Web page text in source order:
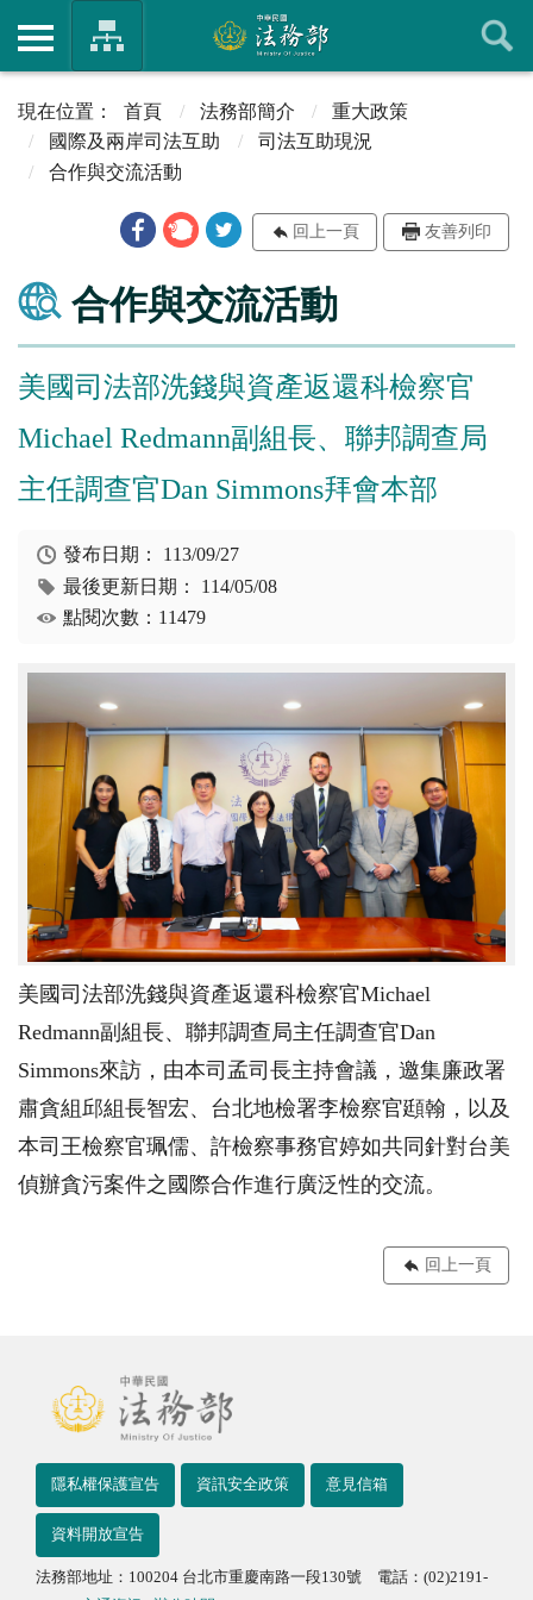
首頁 法務部簡介
重大政策
國際及兩岸司法互助
司法互助現況
合作與交流活動
回上一頁 友善列印
合作與交流活動
美國司法部洗錢與資產返還科檢察官
Michael Redmann副組長、聯邦調查局
主任調查官Dan Simmons拜會本部
發布日期： 113/09/27
最後更新日期： 114/05/08
點閱次數：11479
美國司法部洗錢與資產返還科檢察官Michael
Redmann副組長、聯邦調查局主任調查官Dan
Simmons來訪，由本司孟司長主持會議，邀集廉政署
肅貪組邱組長智宏、台北地檢署李檢察官頲翰，以及
本司王檢察官珮儒、許檢察事務官婷如共同針對台美
偵辦貪污案件之國際合作進行廣泛性的交流。
回上一頁
隱私權保護宣告 資訊安全政策 意見信箱
資料開放宣告
法務部地址：100204 台北市重慶南路一段130號 電話：(02)2191-